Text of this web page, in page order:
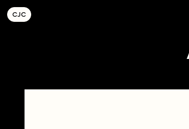
COLLECTIF
JEUNE
C INÉMA